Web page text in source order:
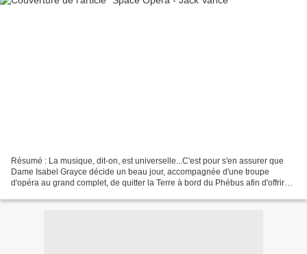
Résumé : La musique, dit-on, est universelle...C'est pour s'en assurer que
Dame Isabel Grayce décide un beau jour, accompagnée d'une troupe
d'opéra au grand complet, de quitter la Terre à bord du Phébus afin d'offrir